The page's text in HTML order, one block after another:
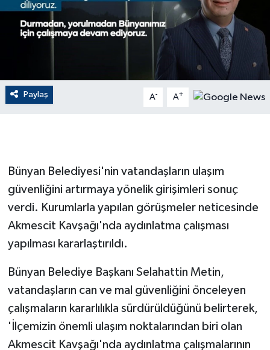
Paylaş A- A+
Bünyan Belediyesi'nin vatandaşların ulaşım
güvenliğini artırmaya yönelik girişimleri sonuç
verdi. Kurumlarla yapılan görüşmeler neticesinde
Akmescit Kavşağı'nda aydınlatma çalışması
yapılması kararlaştırıldı.
Bünyan Belediye Başkanı Selahattin Metin,
vatandaşların can ve mal güvenliğini önceleyen
çalışmaların kararlılıkla sürdürüldüğünü belirterek,
'İlçemizin önemli ulaşım noktalarından biri olan
Akmescit Kavşağı'nda aydınlatma çalışmalarının
EĞİTİM
EKONOMİ
Finans
Gayrimenkul
GENEL
GÜNDEM
HABERDE İNSAN